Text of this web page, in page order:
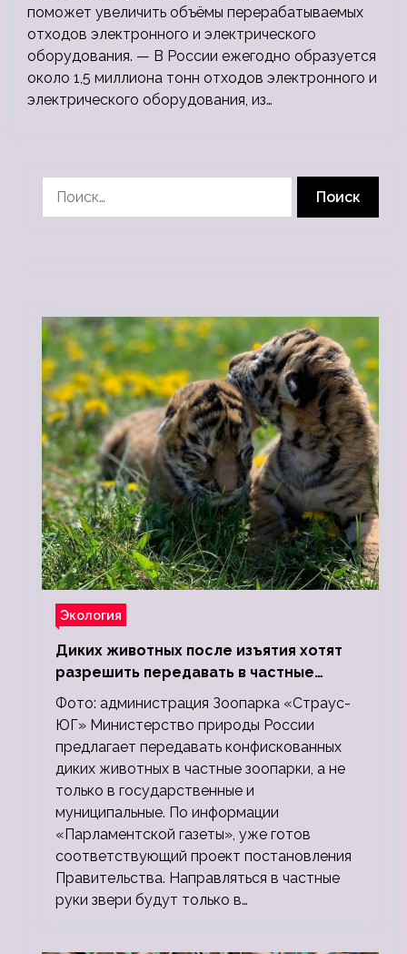
поможет увеличить объёмы перерабатываемых
отходов электронного и электрического
оборудования. — В России ежегодно образуется
около 1,5 миллиона тонн отходов электронного и
электрического оборудования, из…
Экология
Диких животных после изъятия хотят
разрешить передавать в частные
зоопарки
Фото: администрация Зоопарка «Страус-
ЮГ» Министерство природы России
предлагает передавать конфискованных
диких животных в частные зоопарки, а не
только в государственные и
муниципальные. По информации
«Парламентской газеты», уже готов
соответствующий проект постановления
Правительства. Направляться в частные
руки звери будут только в…